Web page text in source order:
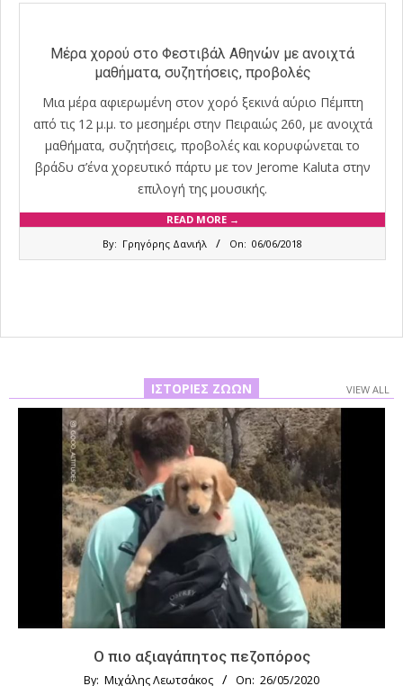
Μέρα χορού στο Φεστιβάλ Αθηνών με ανοιχτά
μαθήματα, συζητήσεις, προβολές
Μια μέρα αφιερωμένη στον χορό ξεκινά αύριο Πέμπτη
από τις 12 μ.μ. το μεσημέρι στην Πειραιώς 260, με ανοιχτά
μαθήματα, συζητήσεις, προβολές και κορυφώνεται το
βράδυ σ’ένα χορευτικό πάρτυ με τον Jerome Kaluta στην
επιλογή της μουσικής.
READ MORE →
By: Γρηγόρης Δανιήλ On: 06/06/2018
ΙΣΤΟΡΊΕΣ ΖΏΩΝ VIEW ALL
Ο πιο αξιαγάπητος πεζοπόρος
By: Μιχάλης Λεωτσάκος On: 26/05/2020